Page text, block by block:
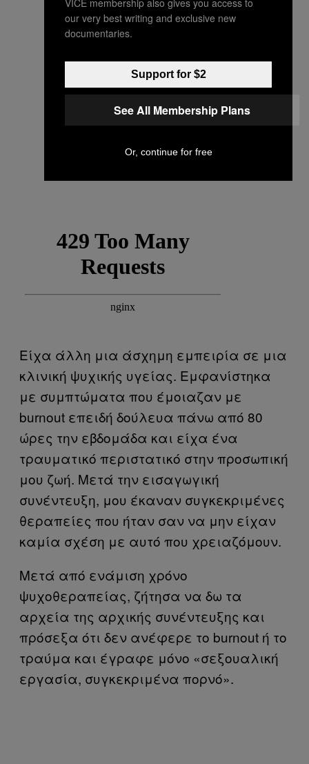
Είχα άλλη μια άσχημη εμπειρία σε μια
κλινική ψυχικής υγείας. Εμφανίστηκα
με συμπτώματα που έμοιαζαν με
burnout επειδή δούλευα πάνω από 80
ώρες την εβδομάδα και είχα ένα
τραυματικό περιστατικό στην προσωπική
μου ζωή. Μετά την εισαγωγική
συνέντευξη, μου έκαναν συγκεκριμένες
θεραπείες που ήταν σαν να μην είχαν
καμία σχέση με αυτό που χρειαζόμουν.
Μετά από ενάμιση χρόνο
ψυχοθεραπείας, ζήτησα να δω τα
αρχεία της αρχικής συνέντευξης και
πρόσεξα ότι δεν ανέφερε το burnout ή το
τραύμα και έγραφε μόνο «σεξουαλική
εργασία, συγκεκριμένα πορνό».
our very best writing and exclusive new
documentaries.
Support for $2
See All Membership Plans
Or, continue for free